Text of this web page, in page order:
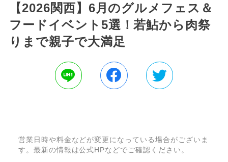
【2026関西】6月のグルメフェス＆
フードイベント5選！若鮎から肉祭
りまで親子で大満足
営業日時や料金などが変更になっている場合がございま
す。最新の情報は公式HPなどでご確認ください。